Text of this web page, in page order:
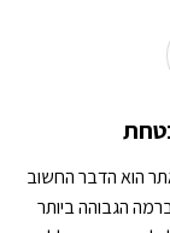
הוא הדבר החשוב
הגבוהה ביותר